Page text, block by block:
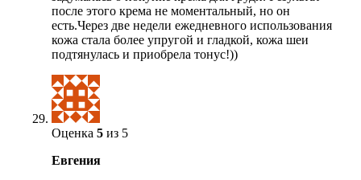
после этого крема не моментальный, но он
есть.Через две недели ежедневного использования
кожа стала более упругой и гладкой, кожа шеи
подтянулась и приобрела тонус!))
Оценка 5 из 5
Евгения